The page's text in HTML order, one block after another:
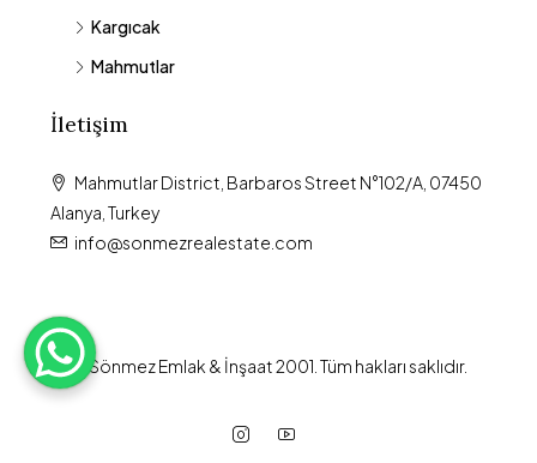
Kargıcak
Mahmutlar
İletişim
Mahmutlar District, Barbaros Street N°102/A, 07450
Alanya, Turkey
info@sonmezrealestate.com
© Sönmez Emlak & İnşaat 2001. Tüm hakları saklıdır.